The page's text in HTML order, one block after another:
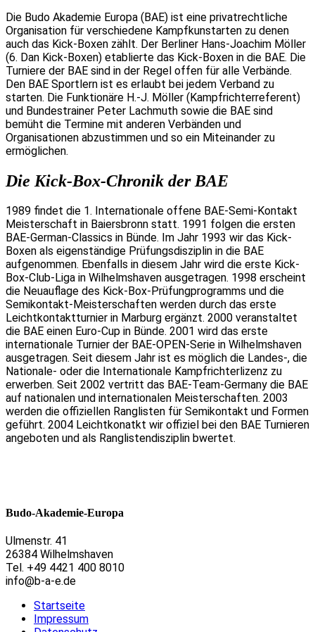
Die Budo Akademie Europa (BAE) ist eine privatrechtliche
Organisation für verschiedene Kampfkunstarten zu denen
auch das Kick-Boxen zählt. Der Berliner Hans-Joachim Möller
(6. Dan Kick-Boxen) etablierte das Kick-Boxen in die BAE. Die
Turniere der BAE sind in der Regel offen für alle Verbände.
Den BAE Sportlern ist es erlaubt bei jedem Verband zu
starten. Die Funktionäre H.-J. Möller (Kampfrichterreferent)
und Bundestrainer Peter Lachmuth sowie die BAE sind
bemüht die Termine mit anderen Verbänden und
Organisationen abzustimmen und so ein Miteinander zu
ermöglichen.
Die Kick-Box-Chronik der BAE
1989 findet die 1. Internationale offene BAE-Semi-Kontakt
Meisterschaft in Baiersbronn statt. 1991 folgen die ersten
BAE-German-Classics in Bünde. Im Jahr 1993 wir das Kick-
Boxen als eigenständige Prüfungsdisziplin in die BAE
aufgenommen. Ebenfalls in diesem Jahr wird die erste Kick-
Box-Club-Liga in Wilhelmshaven ausgetragen. 1998 erscheint
die Neuauflage des Kick-Box-Prüfungprogramms und die
Semikontakt-Meisterschaften werden durch das erste
Leichtkontaktturnier in Marburg ergänzt. 2000 veranstaltet
die BAE einen Euro-Cup in Bünde. 2001 wird das erste
internationale Turnier der BAE-OPEN-Serie in Wilhelmshaven
ausgetragen. Seit diesem Jahr ist es möglich die Landes-, die
Nationale- oder die Internationale Kampfrichterlizenz zu
erwerben. Seit 2002 vertritt das BAE-Team-Germany die BAE
auf nationalen und internationalen Meisterschaften. 2003
werden die offiziellen Ranglisten für Semikontakt und Formen
geführt. 2004 Leichtkonatkt wir offiziel bei den BAE Turnieren
angeboten und als Ranglistendisziplin bwertet.
Budo-Akademie-Europa
Ulmenstr. 41
26384 Wilhelmshaven
Tel. +49 4421 400 8010
info@b-a-e.de
Startseite
Impressum